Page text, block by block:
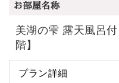
お部屋名称
美湖の雫 露天風呂
階】
プラン詳細